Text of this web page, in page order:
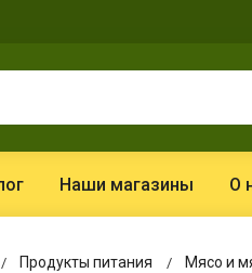
Наши магазины О
Продукты питания Мясо и